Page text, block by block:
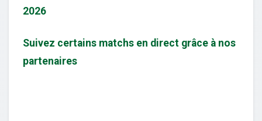
2026
Suivez certains matchs en direct grâce à nos
partenaires